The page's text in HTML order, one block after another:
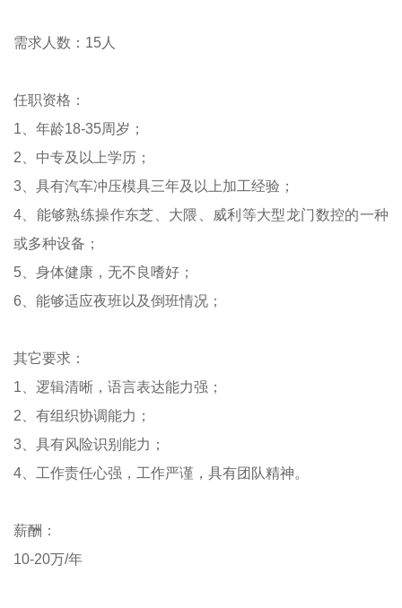
需求人数：15人
任职资格：
1、年龄18-35周岁；
2、中专及以上学历；
3、具有汽车冲压模具三年及以上加工经验；
4、能够熟练操作东芝、大隈、威利等大型龙门数控的一种
或多种设备；
5、身体健康，无不良嗜好；
6、能够适应夜班以及倒班情况；
其它要求：
1、逻辑清晰，语言表达能力强；
2、有组织协调能力；
3、具有风险识别能力；
4、工作责任心强，工作严谨，具有团队精神。
薪酬：
10-20万/年